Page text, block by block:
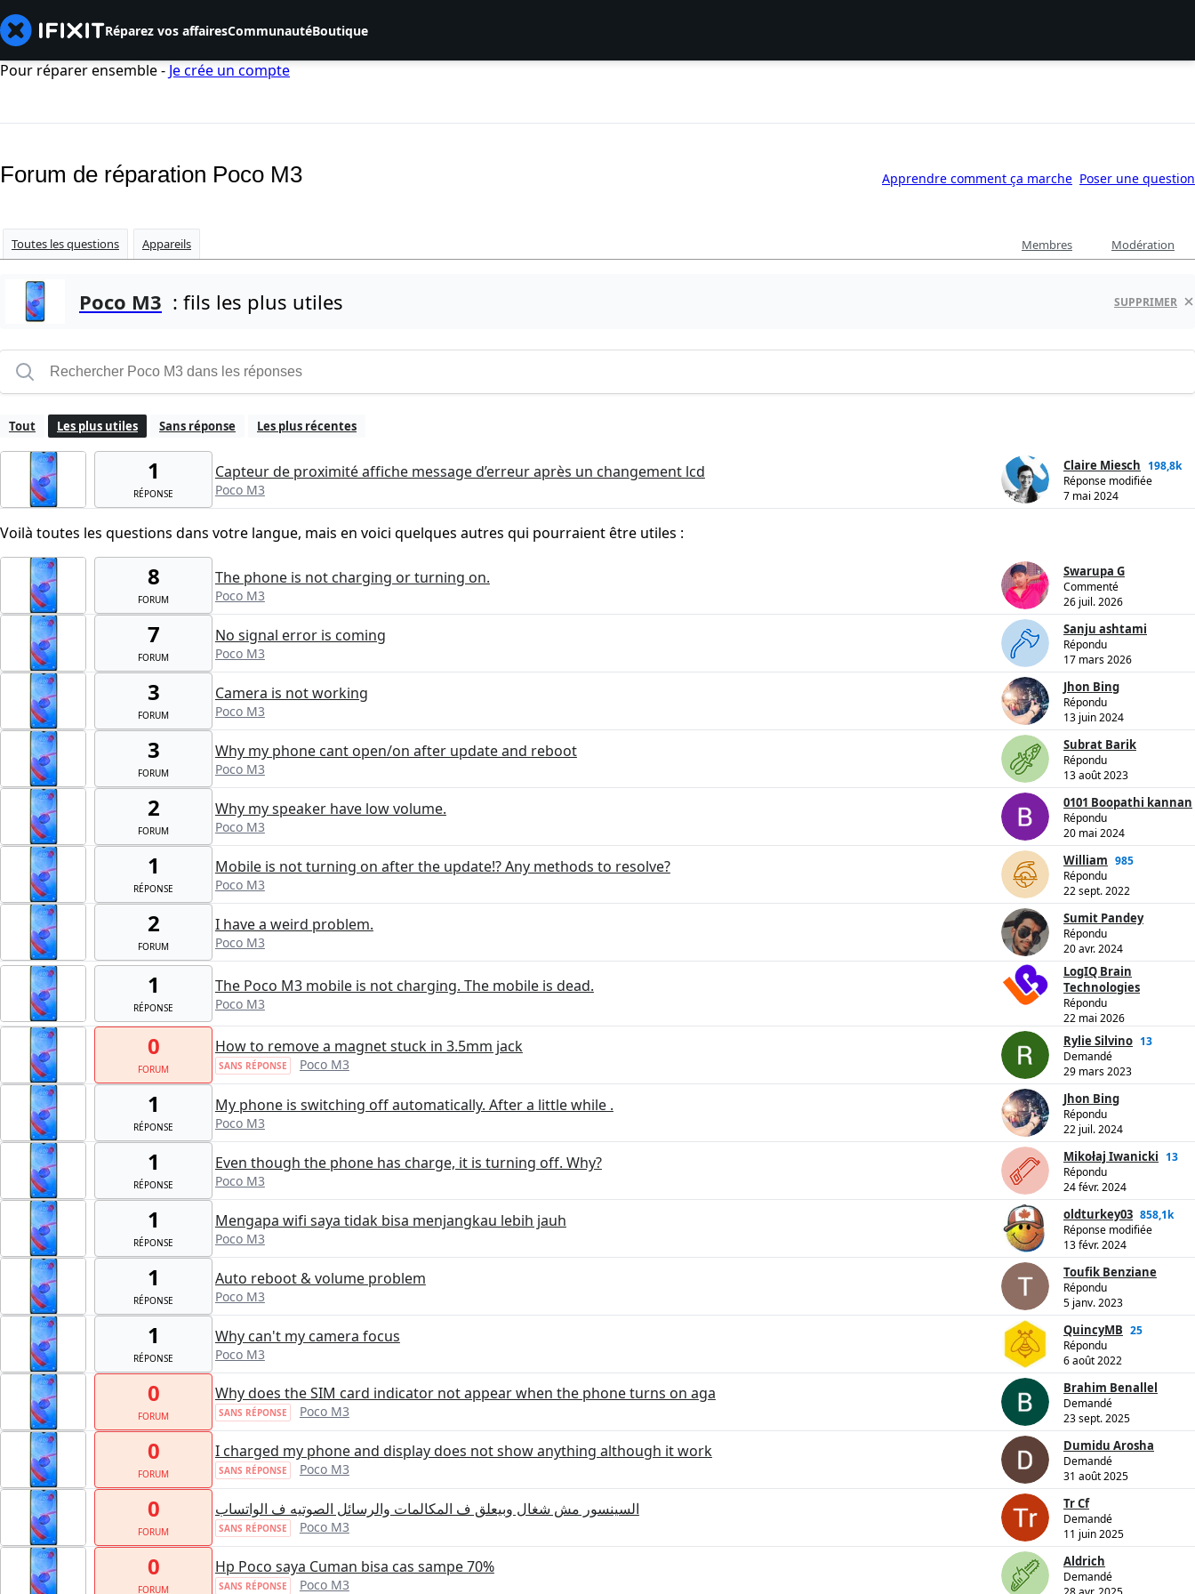
Réparez vos affairesCommunautéBoutique
Pour réparer ensemble - Je crée un compte
Forum de réparation Poco M3 Apprendre comment ça marche Poser une question
Toutes les questions Appareils Membres Modération
Poco M3 : fils les plus utiles SUPPRIMER
Tout Les plus utiles Sans réponse Les plus récentes
1
RÉPONSE
Capteur de proximité affiche message d’erreur après un changement lcd
Poco M3
Claire Miesch 198,8k
Réponse modifiée
7 mai 2024
Voilà toutes les questions dans votre langue, mais en voici quelques autres qui pourraient être utiles :
8
FORUM
The phone is not charging or turning on.
Poco M3
Swarupa G
Commenté
26 juil. 2026
7
FORUM
No signal error is coming
Poco M3
Sanju ashtami
Répondu
17 mars 2026
3
FORUM
Camera is not working
Poco M3
Jhon Bing
Répondu
13 juin 2024
3
FORUM
Why my phone cant open/on after update and reboot
Poco M3
Subrat Barik
Répondu
13 août 2023
2
FORUM
Why my speaker have low volume.
Poco M3
0101 Boopathi kannan
Répondu
20 mai 2024
1
RÉPONSE
Mobile is not turning on after the update!? Any methods to resolve?
Poco M3
William 985
Répondu
22 sept. 2022
2
FORUM
I have a weird problem.
Poco M3
Sumit Pandey
Répondu
20 avr. 2024
1
RÉPONSE
The Poco M3 mobile is not charging. The mobile is dead.
Poco M3
LogIQ Brain
Technologies
Répondu
22 mai 2026
0
FORUM
How to remove a magnet stuck in 3.5mm jack
SANS RÉPONSE Poco M3
Rylie Silvino 13
Demandé
29 mars 2023
1
RÉPONSE
My phone is switching off automatically. After a little while .
Poco M3
Jhon Bing
Répondu
22 juil. 2024
1
RÉPONSE
Even though the phone has charge, it is turning off. Why?
Poco M3
Mikołaj Iwanicki 13
Répondu
24 févr. 2024
1
RÉPONSE
Mengapa wifi saya tidak bisa menjangkau lebih jauh
Poco M3
oldturkey03 858,1k
Réponse modifiée
13 févr. 2024
1
RÉPONSE
Auto reboot & volume problem
Poco M3
Toufik Benziane
Répondu
5 janv. 2023
1
RÉPONSE
Why can't my camera focus
Poco M3
QuincyMB 25
Répondu
6 août 2022
0
FORUM
Why does the SIM card indicator not appear when the phone turns on aga
SANS RÉPONSE Poco M3
Brahim Benallel
Demandé
23 sept. 2025
0
FORUM
I charged my phone and display does not show anything although it work
SANS RÉPONSE Poco M3
Dumidu Arosha
Demandé
31 août 2025
0
FORUM
السينسور مش شغال وبيعلق ف المكالمات والرسائل الصوتيه ف الواتساب
SANS RÉPONSE Poco M3
Tr Cf
Demandé
11 juin 2025
0
FORUM
Hp Poco saya Cuman bisa cas sampe 70%
SANS RÉPONSE Poco M3
Aldrich
Demandé